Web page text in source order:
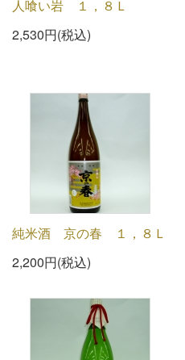
人喰い岩 １，８Ｌ
2,530円(税込)
純米酒 京の春 １，８Ｌ
2,200円(税込)